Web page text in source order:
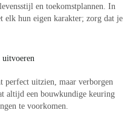
en toekomstplannen. In
elk hun eigen karakter; zorg dat je
uitvoeren
perfect uitzien, maar verborgen
altijd een bouwkundige keuring
te voorkomen.